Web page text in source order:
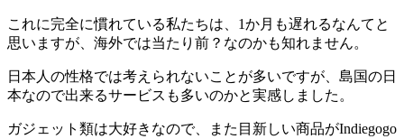
これに完全に慣れている私たちは、1か月も遅れるなんてと
思いますが、海外では当たり前？なのかも知れません。
日本人の性格では考えられないことが多いですが、島国の日
本なので出来るサービスも多いのかと実感しました。
ガジェット類は大好きなので、また目新しい商品がIndiegogo